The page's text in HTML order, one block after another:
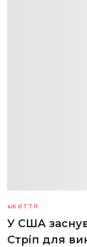
ЖИТТЯ
У США
Стріп для